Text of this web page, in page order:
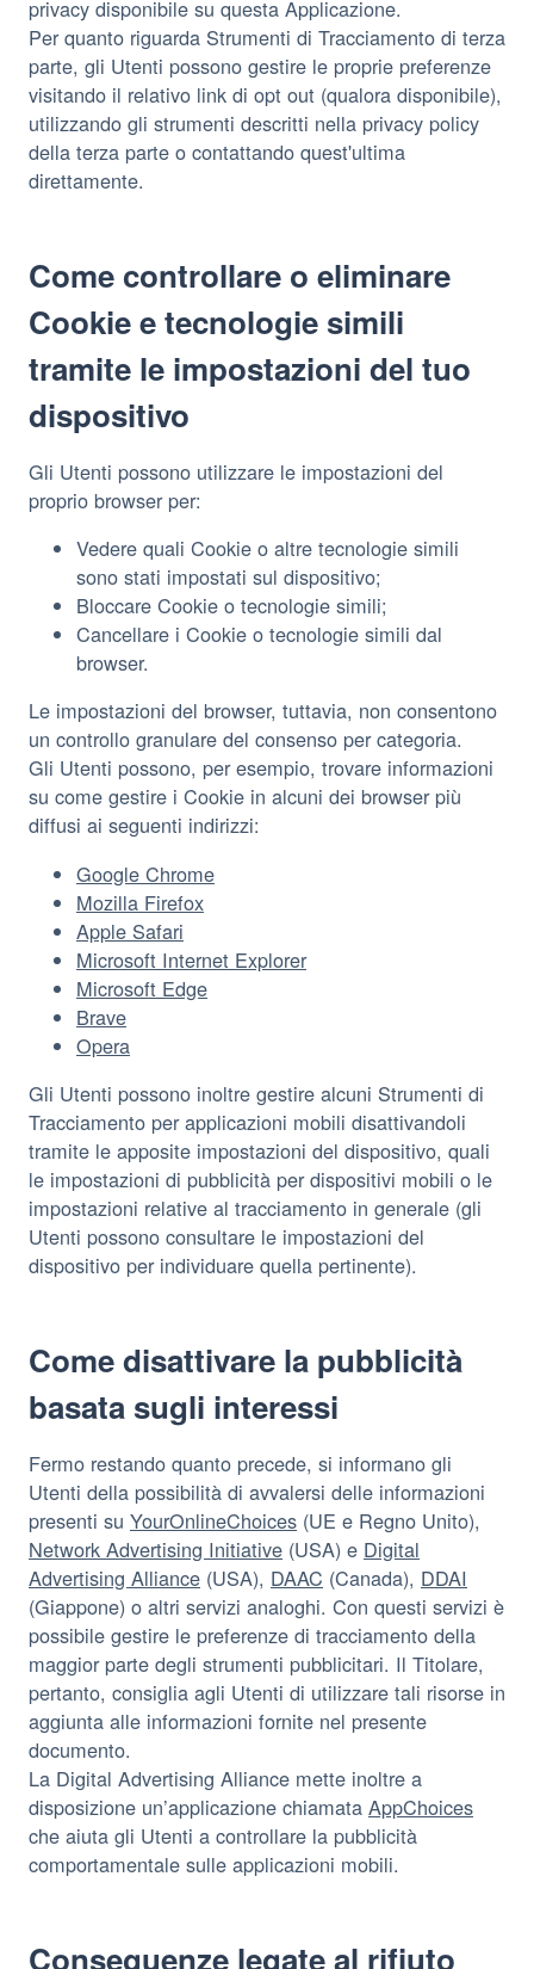
privacy disponibile su questa Applicazione.
Per quanto riguarda Strumenti di Tracciamento di terza
parte, gli Utenti possono gestire le proprie preferenze
visitando il relativo link di opt out (qualora disponibile),
utilizzando gli strumenti descritti nella privacy policy
della terza parte o contattando quest'ultima
direttamente.
Come controllare o eliminare
Cookie e tecnologie simili
tramite le impostazioni del tuo
dispositivo
Gli Utenti possono utilizzare le impostazioni del
proprio browser per:
Vedere quali Cookie o altre tecnologie simili
sono stati impostati sul dispositivo;
Bloccare Cookie o tecnologie simili;
Cancellare i Cookie o tecnologie simili dal
browser.
Le impostazioni del browser, tuttavia, non consentono
un controllo granulare del consenso per categoria.
Gli Utenti possono, per esempio, trovare informazioni
su come gestire i Cookie in alcuni dei browser più
diffusi ai seguenti indirizzi:
Google Chrome
Mozilla Firefox
Apple Safari
Microsoft Internet Explorer
Microsoft Edge
Brave
Opera
Gli Utenti possono inoltre gestire alcuni Strumenti di
Tracciamento per applicazioni mobili disattivandoli
tramite le apposite impostazioni del dispositivo, quali
le impostazioni di pubblicità per dispositivi mobili o le
impostazioni relative al tracciamento in generale (gli
Utenti possono consultare le impostazioni del
dispositivo per individuare quella pertinente).
Come disattivare la pubblicità
basata sugli interessi
Fermo restando quanto precede, si informano gli
Utenti della possibilità di avvalersi delle informazioni
presenti su YourOnlineChoices (UE e Regno Unito),
Network Advertising Initiative (USA) e Digital
Advertising Alliance (USA), DAAC (Canada), DDAI
(Giappone) o altri servizi analoghi. Con questi servizi è
possibile gestire le preferenze di tracciamento della
maggior parte degli strumenti pubblicitari. Il Titolare,
pertanto, consiglia agli Utenti di utilizzare tali risorse in
aggiunta alle informazioni fornite nel presente
documento.
La Digital Advertising Alliance mette inoltre a
disposizione un’applicazione chiamata AppChoices
che aiuta gli Utenti a controllare la pubblicità
comportamentale sulle applicazioni mobili.
Conseguenze legate al rifiuto